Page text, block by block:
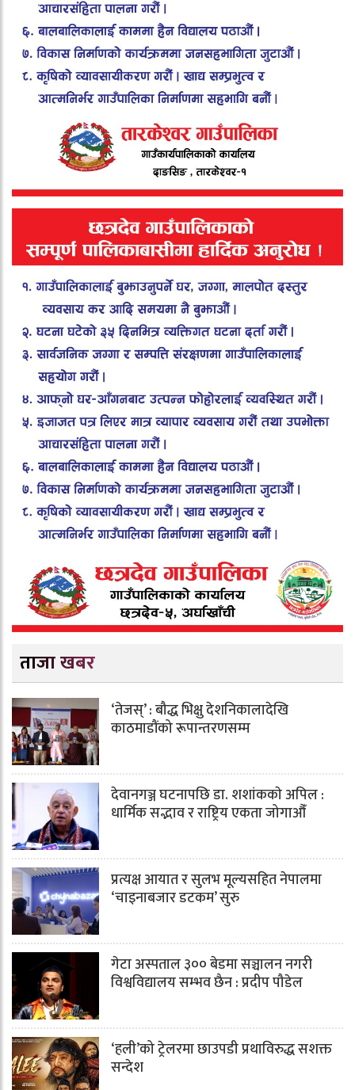
ताजा खबर
‘तेजस्’ : बौद्ध भिक्षु देशनिकालादेखि
काठमाडौंको रूपान्तरणसम्म
देवानगञ्ज घटनापछि डा. शशांककाे अपिल :
धार्मिक सद्भाव र राष्ट्रिय एकता जोगाऔँ
प्रत्यक्ष आयात र सुलभ मूल्यसहित नेपालमा
‘चाइनाबजार डटकम’ सुरु
गेटा अस्पताल ३०० बेडमा सञ्चालन नगरी
विश्वविद्यालय सम्भव छैन : प्रदीप पौडेल
‘हली’को ट्रेलरमा छाउपडी प्रथाविरुद्ध सशक्त
सन्देश